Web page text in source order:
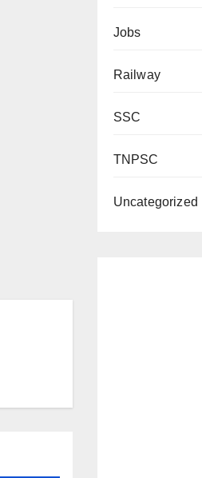
Jobs
Railway
SSC
TNPSC
Uncategorized